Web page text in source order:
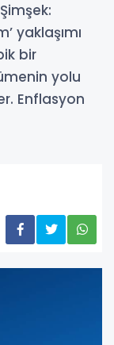
yaklaşımı
bir
yolu
Enflasyon